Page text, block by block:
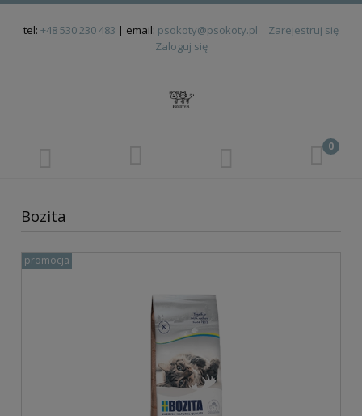
tel: +48 530 230 483 | email: psokoty@psokoty.pl
Zarejestruj się
Zaloguj się
Bozita
promocja